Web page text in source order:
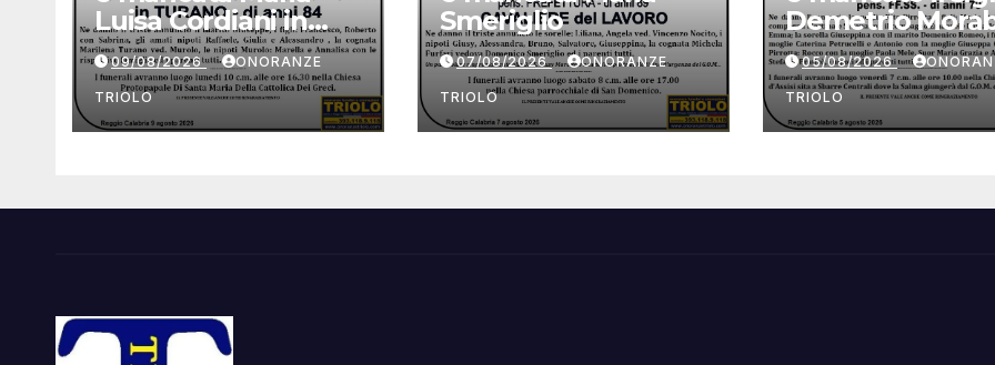
Luisa Cordiani in
Turano
09/08/2026 ONORANZE
TRIOLO
Smeriglio
07/08/2026 ONORANZE
TRIOLO
Demetrio
05/08/2026
TRIOLO